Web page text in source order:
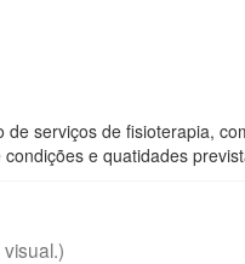
serviços de fisioterapia,
e quatidades
visual.)